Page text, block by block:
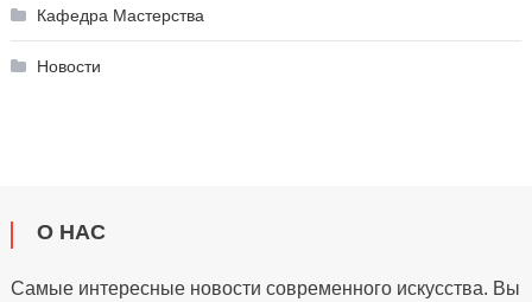
Кафедра Мастерства
Новости
О НАС
Самые интересные новости современного искусства. Вы